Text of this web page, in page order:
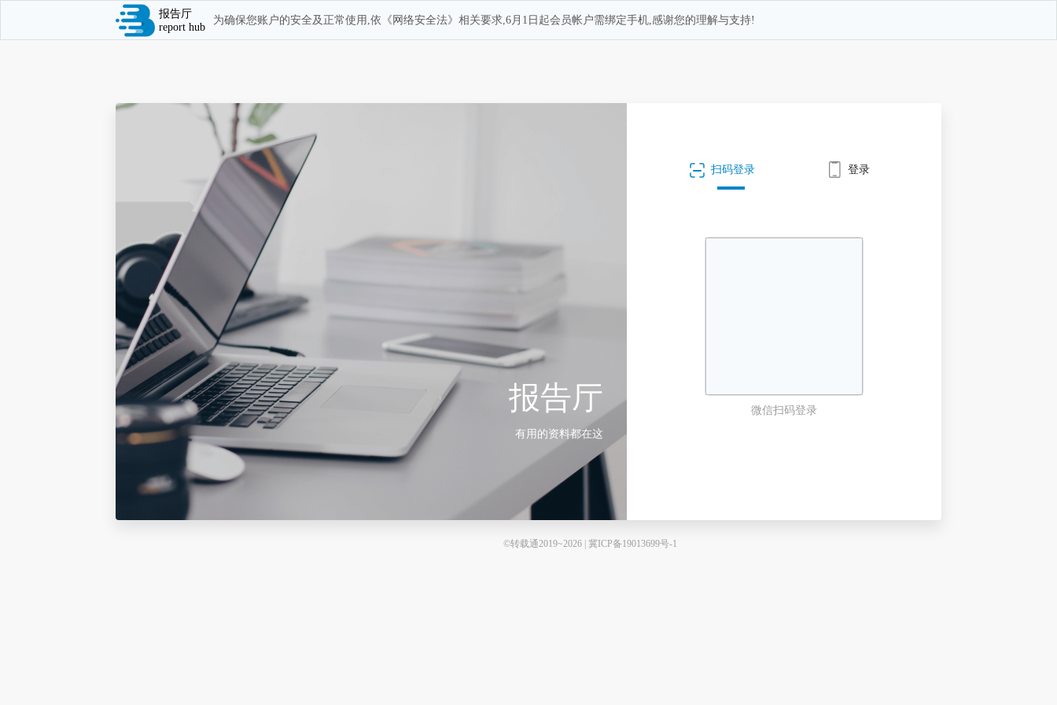
报告厅
report hub
为确保您账户的安全及正常使用,依《网络安全法》相关要求,6月1日起会员帐户需绑定手机,感谢您的理解与支持!
报告厅
有用的资料都在这
扫码登录 登录
微信扫码登录
©转载通2019~2026 | 冀ICP备19013699号-1